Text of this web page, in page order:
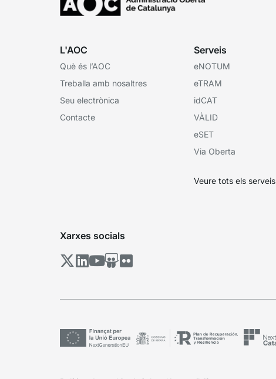
L'AOC
Què és l’AOC
Treballa amb nosaltres
Seu electrònica
Contacte
Serveis
eNOTUM
eTRAM
idCAT
VÀLID
eSET
Via Oberta
Veure tots els serveis
Xarxes socials